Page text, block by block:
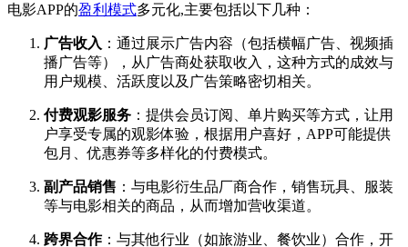
电影APP的盈利模式多元化,主要包括以下几种：
广告收入 ：通过展示广告内容（包括横幅广告、视频插
播广告等），从广告商处获取收入，这种方式的成效与
用户规模、活跃度以及广告策略密切相关。
付费观影服务 ：提供会员订阅、单片购买等方式，让用
户享受专属的观影体验，根据用户喜好，APP可能提供
包月、优惠券等多样化的付费模式。
副产品销售 ：与电影衍生品厂商合作，销售玩具、服装
等与电影相关的商品，从而增加营收渠道。
跨界合作：与其他行业（如旅游业、餐饮业）合作，开